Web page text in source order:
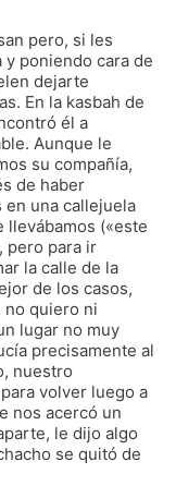
pero, si les
poniendo cara de
dejarte
En la kasbah de
él a
Aunque le
su compañía,
de haber
una callejuela
llevábamos («este
pero para ir
la calle de la
de los casos,
no quiero ni
lugar no muy
precisamente al
nuestro
volver luego a
nos acercó un
le dijo algo
se quitó de